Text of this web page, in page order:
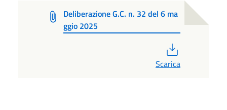
Deliberazione G.C. n. 32 del 6 ma
ggio 2025
Scarica